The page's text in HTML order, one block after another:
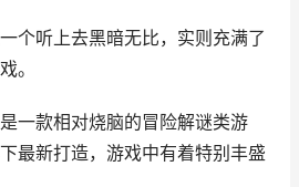
个听上去黑暗无比，实则充满了
。
一款相对烧脑的冒险解谜类游
最新打造，游戏中有着特别丰盛